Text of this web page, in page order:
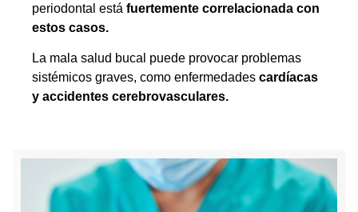
periodontal está fuertemente correlacionada con
estos casos.
La mala salud bucal puede provocar problemas
sistémicos graves, como enfermedades cardíacas
y accidentes cerebrovasculares.